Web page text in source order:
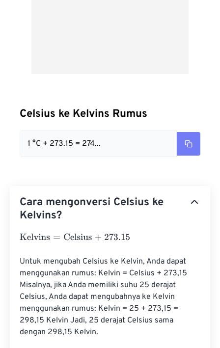
Celsius ke Kelvins Rumus
1 °C + 273.15 = 274...
Cara mengonversi Celsius ke
Kelvins?
Kelvins= Celsius+273.15
Untuk mengubah Celsius ke Kelvin, Anda dapat
menggunakan rumus: Kelvin = Celsius + 273,15
Misalnya, jika Anda memiliki suhu 25 derajat
Celsius, Anda dapat mengubahnya ke Kelvin
menggunakan rumus: Kelvin = 25 + 273,15 =
298,15 Kelvin Jadi, 25 derajat Celsius sama
dengan 298,15 Kelvin.